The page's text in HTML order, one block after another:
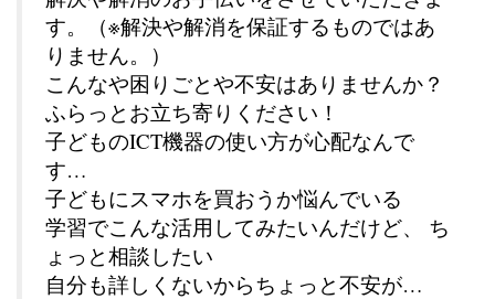
す。（※解決や解消を保証するものではあ
りません。）
こんなや困りごとや不安はありませんか？
ふらっとお立ち寄りください！
子どものICT機器の使い方が心配なんで
す…
子どもにスマホを買おうか悩んでいる
学習でこんな活用してみたいんだけど、 ち
ょっと相談したい
自分も詳しくないからちょっと不安が…